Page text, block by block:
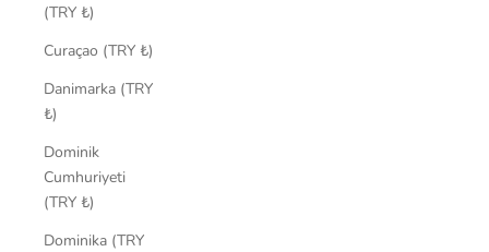
(TRY ₺)
Curaçao (TRY ₺)
Danimarka (TRY
₺)
Dominik
Cumhuriyeti
(TRY ₺)
Dominika (TRY